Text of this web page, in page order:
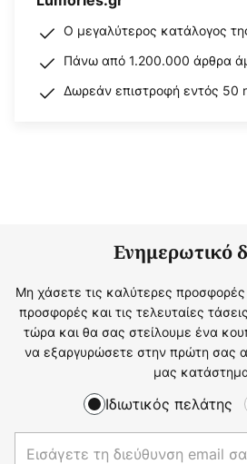
Ο μεγαλύτερος κατάλογος
Πάνω από 1.200.000 άρθρα
Δωρεάν επιστροφή εντός 50
Ενημερωτικό
Μη χάσετε τις καλύτερες προσφορές
προσφορές και τις τελευταίες
τώρα και θα σας στείλουμε ένα
να εξαργυρώσετε στην πρώτη σας
μας
Ιδιωτικός πελάτης